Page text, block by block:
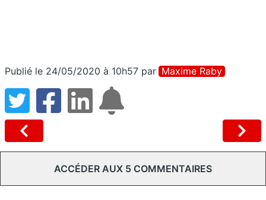
Publié le 24/05/2020 à 10h57 par Maxime Raby
ACCÉDER AUX 5 COMMENTAIRES